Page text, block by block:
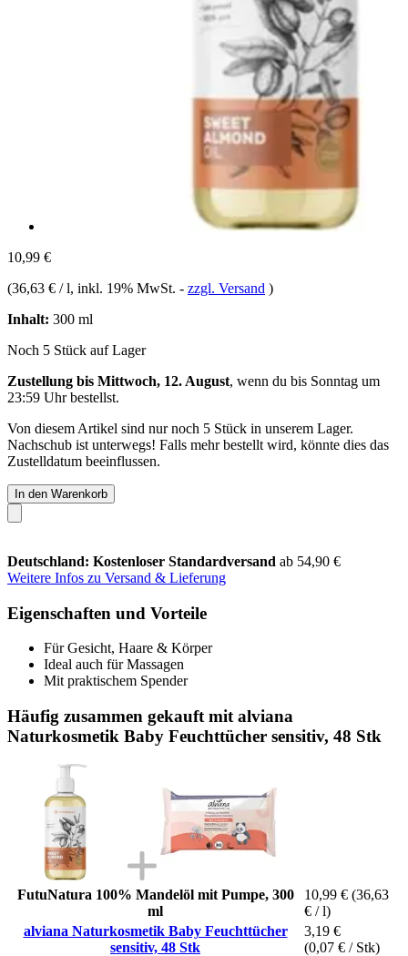
10,99 €
(36,63 € / l, inkl. 19% MwSt. - zzgl. Versand )
Inhalt: 300 ml
Noch 5 Stück auf Lager
Zustellung bis Mittwoch, 12. August, wenn du bis Sonntag um
23:59 Uhrbestellst.
Von diesem Artikel sind nur noch 5 Stück in unserem Lager.
Nachschub ist unterwegs! Falls mehr bestellt wird, könnte dies das
Zustelldatum beeinflussen.
In den Warenkorb
Deutschland: Kostenloser Standardversand ab 54,90 €
Weitere Infos zu Versand & Lieferung
Eigenschaften und Vorteile
Für Gesicht, Haare & Körper
Ideal auch für Massagen
Mit praktischem Spender
Häufig zusammen gekauft mit alviana
Naturkosmetik Baby Feuchttücher sensitiv, 48 Stk
FutuNatura 100% Mandelöl mit Pumpe, 300
ml
10,99 € (36,63
€ / l)
alviana Naturkosmetik Baby Feuchttücher
sensitiv, 48 Stk
3,19 €
(0,07 € / Stk)